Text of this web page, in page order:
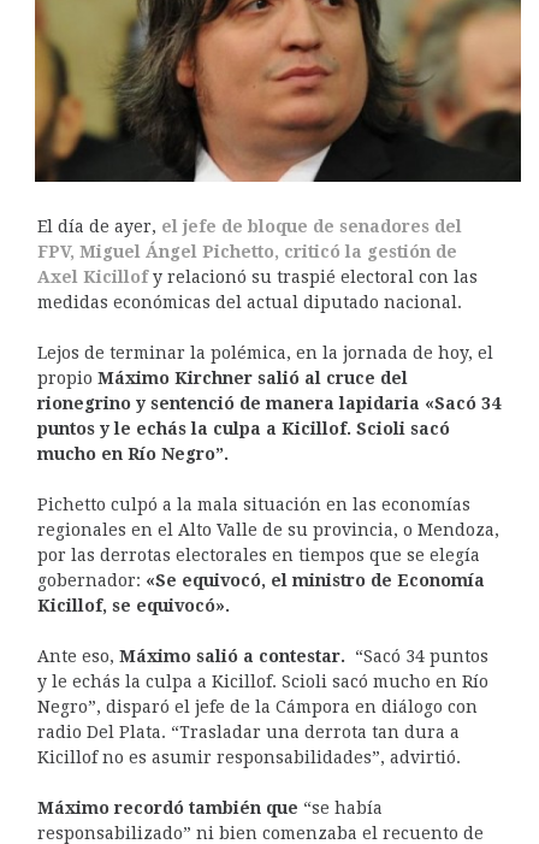
El día de ayer, el jefe de bloque de senadores del
FPV, Miguel Ángel Pichetto, criticó la gestión de
Axel Kicillof y relacionó su traspié electoral con las
medidas económicas del actual diputado nacional.
Lejos de terminar la polémica, en la jornada de hoy, el
propio Máximo Kirchner salió al cruce del
rionegrino y sentenció de manera lapidaria «Sacó 34
puntos y le echás la culpa a Kicillof. Scioli sacó
mucho en Río Negro”.
Pichetto culpó a la mala situación en las economías
regionales en el Alto Valle de su provincia, o Mendoza,
por las derrotas electorales en tiempos que se elegía
gobernador: «Se equivocó, el ministro de Economía
Kicillof, se equivocó».
Ante eso, Máximo salió a contestar. “Sacó 34 puntos
y le echás la culpa a Kicillof. Scioli sacó mucho en Río
Negro”, disparó el jefe de la Cámpora en diálogo con
radio Del Plata. “Trasladar una derrota tan dura a
Kicillof no es asumir responsabilidades”, advirtió.
Máximo recordó también que “se había
responsabilizado” ni bien comenzaba el recuento de